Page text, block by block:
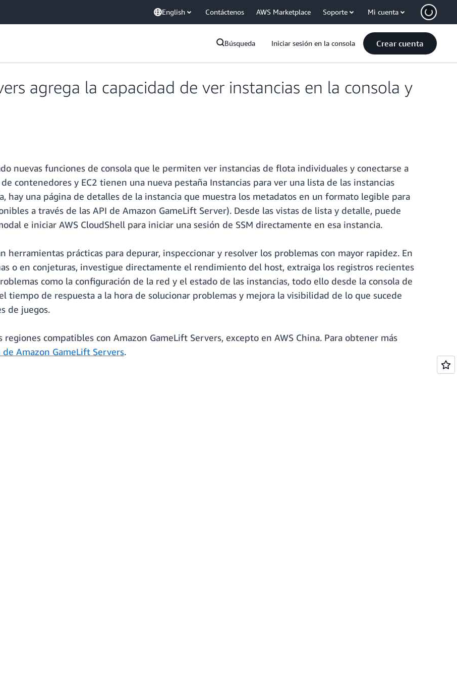
English Contáctenos AWS Marketplace Soporte Mi cuenta
Búsqueda Iniciar sesión en la consola Crear cuenta
agrega la capacidad de ver instancias en la consola y
nuevas funciones de consola que le permiten ver instancias de flota individuales y conectarse a
contenedores y EC2 tienen una nueva pestaña Instancias para ver una lista de las instancias
hay una página de detalles de la instancia que muestra los metadatos en un formato legible para
a través de las API de Amazon GameLift Server). Desde las vistas de lista y detalle, puede
e iniciar AWS CloudShell para iniciar una sesión de SSM directamente en esa instancia.
herramientas prácticas para depurar, inspeccionar y resolver los problemas con mayor rapidez. En
o en conjeturas, investigue directamente el rendimiento del host, extraiga los registros recientes
como la configuración de la red y el estado de las instancias, todo ello desde la consola de
tiempo de respuesta a la hora de solucionar problemas y mejora la visibilidad de lo que sucede
de juegos.
regiones compatibles con Amazon GameLift Servers, excepto en AWS China. Para obtener más
Amazon GameLift Servers.